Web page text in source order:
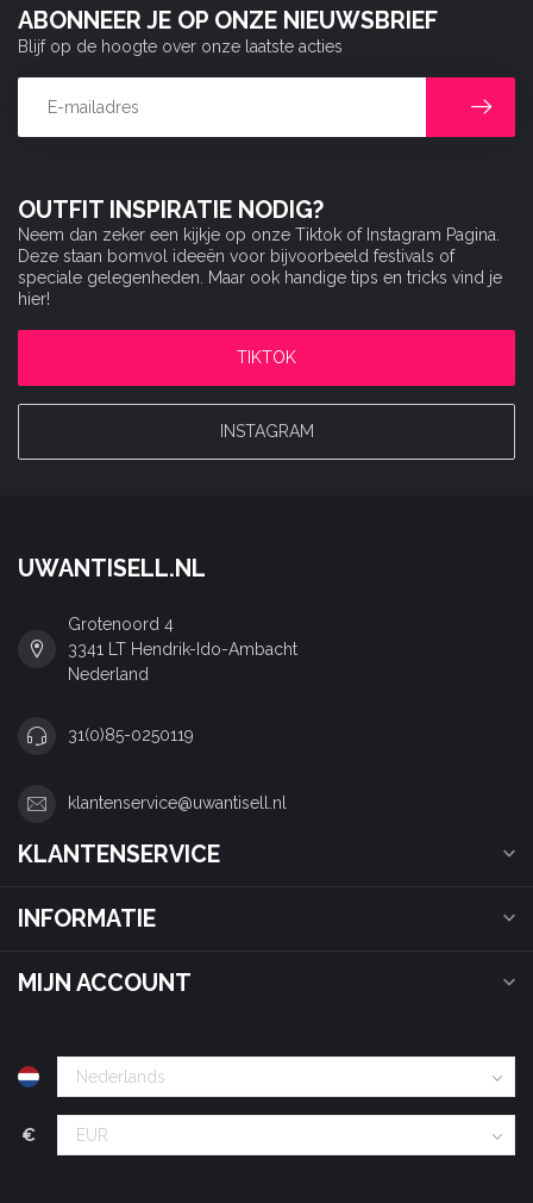
OUTFIT INSPIRATIE NODIG?
Neem dan zeker een kijkje op onze Tiktok of Instagram Pagina.
Deze staan bomvol ideeën voor bijvoorbeeld festivals of
speciale gelegenheden. Maar ook handige tips en tricks vind je
hier!
TIKTOK
INSTAGRAM
ABONNEER JE OP ONZE NIEUWSBRIEF
Blijf op de hoogte over onze laatste acties
UWANTISELL.NL
Grotenoord 4
3341 LT Hendrik-Ido-Ambacht
Nederland
31(0)85-0250119
klantenservice@uwantisell.nl
KLANTENSERVICE
INFORMATIE
MIJN ACCOUNT
€